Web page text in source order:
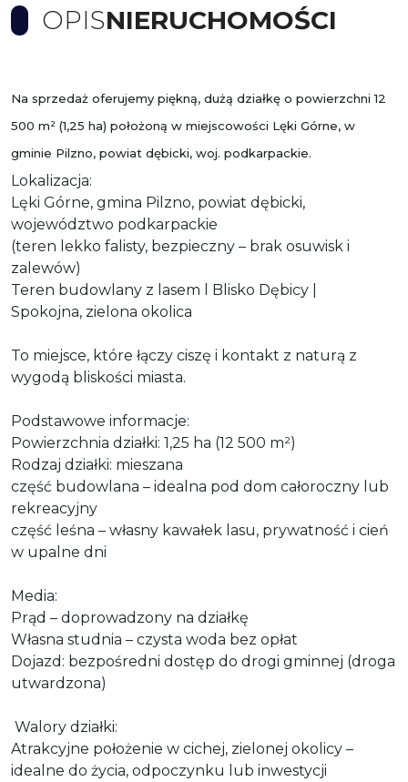
OPISNIERUCHOMOŚCI
Na sprzedaż oferujemy piękną, dużą działkę o powierzchni 12
500 m² (1,25 ha) położoną w miejscowości Lęki Górne, w
gminie Pilzno, powiat dębicki, woj. podkarpackie.
Lokalizacja:
Lęki Górne, gmina Pilzno, powiat dębicki,
województwo podkarpackie
(teren lekko falisty, bezpieczny – brak osuwisk i
zalewów)
Teren budowlany z lasem l Blisko Dębicy |
Spokojna, zielona okolica
To miejsce, które łączy ciszę i kontakt z naturą z
wygodą bliskości miasta.
Podstawowe informacje:
Powierzchnia działki: 1,25 ha (12 500 m²)
Rodzaj działki: mieszana
część budowlana – idealna pod dom całoroczny lub
rekreacyjny
część leśna – własny kawałek lasu, prywatność i cień
w upalne dni
Media:
Prąd – doprowadzony na działkę
Własna studnia – czysta woda bez opłat
Dojazd: bezpośredni dostęp do drogi gminnej (droga
utwardzona)
Walory działki:
Atrakcyjne położenie w cichej, zielonej okolicy –
idealne do życia, odpoczynku lub inwestycji